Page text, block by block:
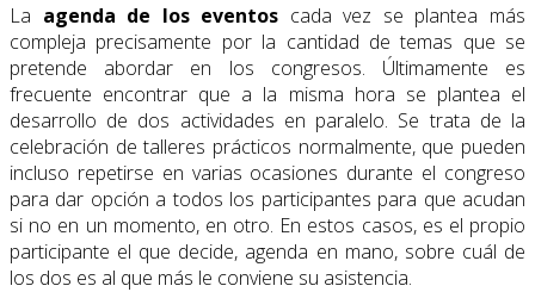
La agenda de los eventos cada vez se plantea más
compleja precisamente por la cantidad de temas que se
pretende abordar en los congresos. Últimamente es
frecuente encontrar que a la misma hora se plantea el
desarrollo de dos actividades en paralelo. Se trata de la
celebración de talleres prácticos normalmente, que pueden
incluso repetirse en varias ocasiones durante el congreso
para dar opción a todos los participantes para que acudan
si no en un momento, en otro. En estos casos, es el propio
participante el que decide, agenda en mano, sobre cuál de
los dos es al que más le conviene su asistencia.